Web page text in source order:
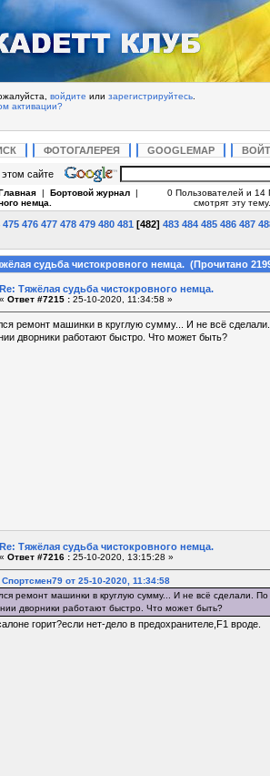
войдите или зарегистрируйтесь
активации?
ФОТОГАЛЕРЕЯ GOOGLEMAP
сайте
| Бортовой журнал |
немца.
0 Пользователей и 14
смотрят эту тему.
475 476 477 478 479 480 481 [482] 483 484 485 486 487
судьба чистокровного немца. (Прочитано
Re: Тяжёлая судьба чистокровного немца.
« Ответ #7215 : 25-10-2020, 11:34:58 »
ремонт машинки в круглую сумму... И не всё
дворники работают быстро. Что может быть?
Re: Тяжёлая судьба чистокровного немца.
« Ответ #7216 : 25-10-2020, 13:15:28 »
Спортсмен79 от 25-10-2020, 11:34:58
ремонт машинки в круглую сумму... И не всё сделали.
дворники работают быстро. Что может быть?
горит?если нет-дело в предохранителе,F1 вроде.